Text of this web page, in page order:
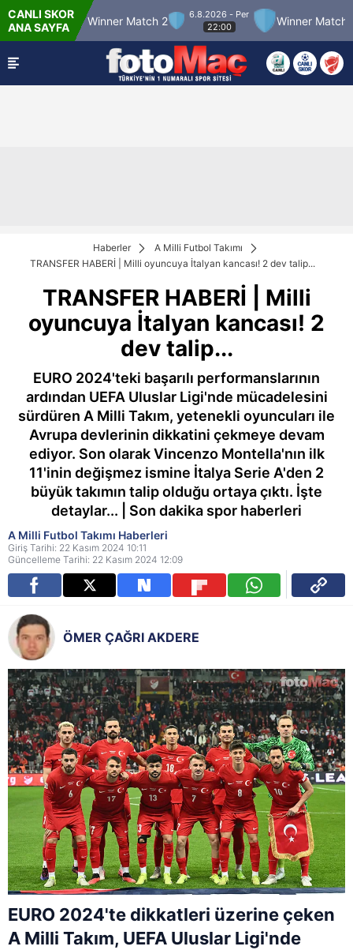
CANLI SKOR
ANA SAYFA
Winner Match 2
6.8.2026 - Per
22:00
Winner Match 3
Haberler
A Milli Futbol Takımı
TRANSFER HABERİ | Milli oyuncuya İtalyan kancası! 2 dev talip...
TRANSFER HABERİ | Milli
oyuncuya İtalyan kancası! 2
dev talip...
EURO 2024'teki başarılı performanslarının
ardından UEFA Uluslar Ligi'nde mücadelesini
sürdüren A Milli Takım, yetenekli oyuncuları ile
Avrupa devlerinin dikkatini çekmeye devam
ediyor. Son olarak Vincenzo Montella'nın ilk
11'inin değişmez ismine İtalya Serie A'den 2
büyük takımın talip olduğu ortaya çıktı. İşte
detaylar... | Son dakika spor haberleri
A Milli Futbol Takımı Haberleri
Giriş Tarihi: 22 Kasım 2024 10:11
Güncelleme Tarihi: 22 Kasım 2024 12:09
ÖMER ÇAĞRI AKDERE
EURO 2024'te dikkatleri üzerine çeken
A Milli Takım, UEFA Uluslar Ligi'nde